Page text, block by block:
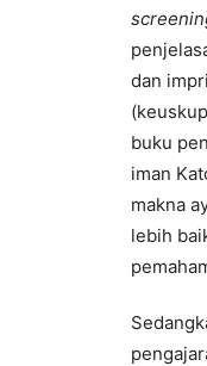
dan
buku
iman
makna
lebih